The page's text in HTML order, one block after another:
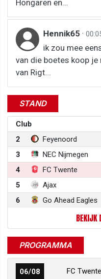
Hongaren en...
Hennik65 ·
ik zou mee
van die boetes koop
van Rigt...
STAND
Club
2
Feyenoord
3
NEC Nijmegen
4
FC Twente
5
Ajax
6
Go Ahead Eagles
BEKIJK
PROGRAMMA
06/08 FC Twente